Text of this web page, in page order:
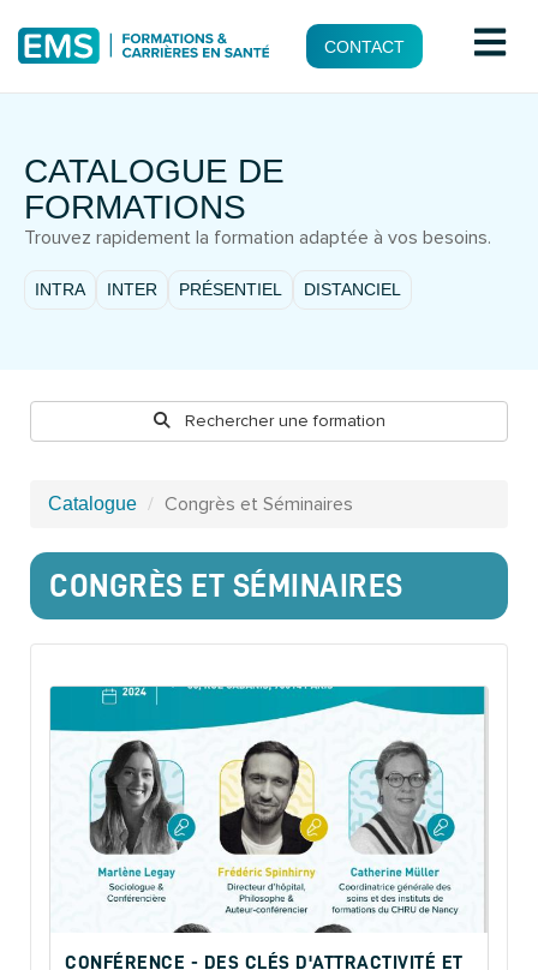
CONTACT
CATALOGUE DE
FORMATIONS
Trouvez rapidement la formation adaptée à vos besoins.
INTRA INTER PRÉSENTIEL DISTANCIEL
Rechercher une formation
Catalogue Congrès et Séminaires
CONGRÈS ET SÉMINAIRES
CONFÉRENCE - DES CLÉS D'ATTRACTIVITÉ ET